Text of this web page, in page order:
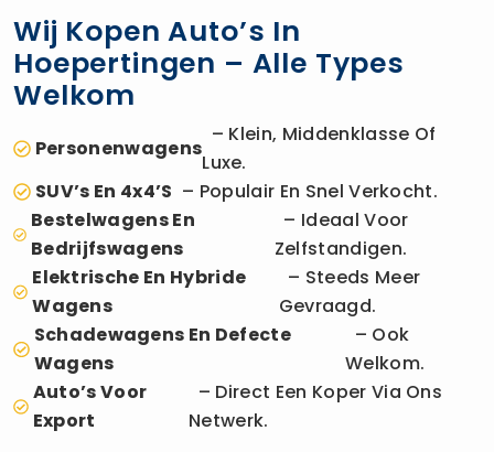
Wij Kopen Auto’s In
Hoepertingen – Alle Types
Welkom
Personenwagens
– Klein, Middenklasse Of
Luxe.
SUV’s En 4x4’s – Populair En Snel Verkocht.
Bestelwagens En
Bedrijfswagens
– Ideaal Voor
Zelfstandigen.
Elektrische En Hybride
Wagens
– Steeds Meer
Gevraagd.
Schadewagens En Defecte
Wagens
– Ook
Welkom.
Auto’s Voor
Export
– Direct Een Koper Via Ons
Netwerk.